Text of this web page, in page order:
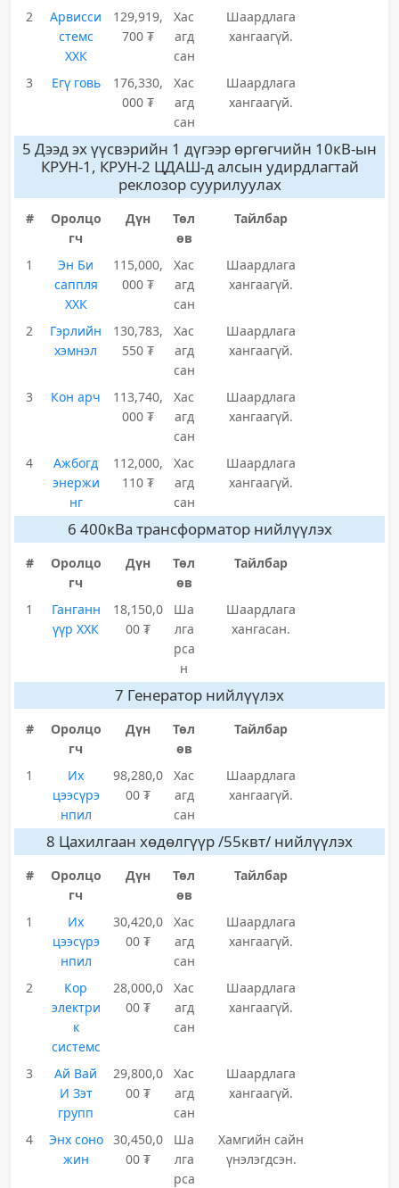
2
Арвисси
стемс
ХХК
129,919,
700 ₮
Хас
агд
сан
Шаардлага
хангаагүй.
3 Егү говь
176,330,
000 ₮
Хас
агд
сан
Шаардлага
хангаагүй.
5 Дээд эх үүсвэрийн 1 дүгээр өргөгчийн 10кВ-ын
КРУН-1, КРУН-2 ЦДАШ-д алсын удирдлагтай
реклозор суурилуулах
#
Оролцо
гч
Дүн
Төл
өв
Тайлбар
1
Эн Би
саппля
ХХК
115,000,
000 ₮
Хас
агд
сан
Шаардлага
хангаагүй.
2
Гэрлийн
хэмнэл
130,783,
550 ₮
Хас
агд
сан
Шаардлага
хангаагүй.
3 Кон арч
113,740,
000 ₮
Хас
агд
сан
Шаардлага
хангаагүй.
4
Ажбогд
энержи
нг
112,000,
110 ₮
Хас
агд
сан
Шаардлага
хангаагүй.
6 400кВа трансформатор нийлүүлэх
#
Оролцо
гч
Дүн
Төл
өв
Тайлбар
1
Ганганн
үүр ХХК
18,150,0
00 ₮
Ша
лга
рса
н
Шаардлага
хангасан.
7 Генератор нийлүүлэх
#
Оролцо
гч
Дүн
Төл
өв
Тайлбар
1
Их
цээсүрэ
нпил
98,280,0
00 ₮
Хас
агд
сан
Шаардлага
хангаагүй.
8 Цахилгаан хөдөлгүүр /55квт/ нийлүүлэх
#
Оролцо
гч
Дүн
Төл
өв
Тайлбар
1
Их
цээсүрэ
нпил
30,420,0
00 ₮
Хас
агд
сан
Шаардлага
хангаагүй.
2
Кор
электри
к
системс
28,000,0
00 ₮
Хас
агд
сан
Шаардлага
хангаагүй.
3
Ай Вай
И Зэт
групп
29,800,0
00 ₮
Хас
агд
сан
Шаардлага
хангаагүй.
4
Энх соно
жин
30,450,0
00 ₮
Ша
лга
рса
Хамгийн сайн
үнэлэгдсэн.